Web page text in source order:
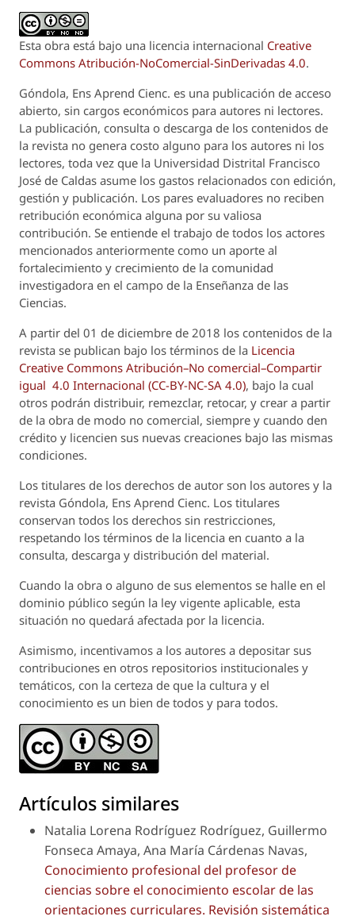
Esta obra está bajo una licencia internacional Creative
Commons Atribución-NoComercial-SinDerivadas 4.0.
Góndola, Ens Aprend Cienc. es una publicación de acceso
abierto, sin cargos económicos para autores ni lectores.
La publicación, consulta o descarga de los contenidos de
la revista no genera costo alguno para los autores ni los
lectores, toda vez que la Universidad Distrital Francisco
José de Caldas asume los gastos relacionados con edición,
gestión y publicación. Los pares evaluadores no reciben
retribución económica alguna por su valiosa
contribución. Se entiende el trabajo de todos los actores
mencionados anteriormente como un aporte al
fortalecimiento y crecimiento de la comunidad
investigadora en el campo de la Enseñanza de las
Ciencias.
A partir del 01 de diciembre de 2018 los contenidos de la
revista se publican bajo los términos de la Licencia
Creative Commons Atribución–No comercial–Compartir
igual 4.0 Internacional (CC-BY-NC-SA 4.0), bajo la cual
otros podrán distribuir, remezclar, retocar, y crear a partir
de la obra de modo no comercial, siempre y cuando den
crédito y licencien sus nuevas creaciones bajo las mismas
condiciones.
Los titulares de los derechos de autor son los autores y la
revista Góndola, Ens Aprend Cienc. Los titulares
conservan todos los derechos sin restricciones,
respetando los términos de la licencia en cuanto a la
consulta, descarga y distribución del material.
Cuando la obra o alguno de sus elementos se halle en el
dominio público según la ley vigente aplicable, esta
situación no quedará afectada por la licencia.
Asimismo, incentivamos a los autores a depositar sus
contribuciones en otros repositorios institucionales y
temáticos, con la certeza de que la cultura y el
conocimiento es un bien de todos y para todos.
Artículos similares
Natalia Lorena Rodríguez Rodríguez, Guillermo
Fonseca Amaya, Ana María Cárdenas Navas,
Conocimiento profesional del profesor de
ciencias sobre el conocimiento escolar de las
orientaciones curriculares. Revisión sistemática